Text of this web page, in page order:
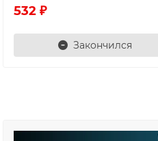
532 ₽
Закончился